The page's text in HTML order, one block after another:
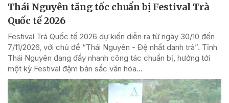
Thái Nguyên tăng tốc chuẩn bị Festival Trà
Quốc tế 2026
Festival Trà Quốc tế 2026 dự kiến diễn ra từ ngày 30/10 đến
7/11/2026, với chủ đề “Thái Nguyên - Đệ nhất danh trà”. Tỉnh
Thái Nguyên đang đẩy nhanh công tác chuẩn bị, hướng tới
một kỳ Festival đậm bản sắc văn hóa...